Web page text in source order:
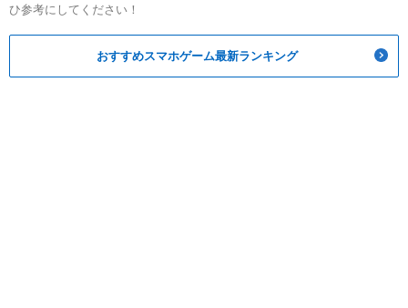
ひ参考にしてください！
おすすめスマホゲーム最新ランキング